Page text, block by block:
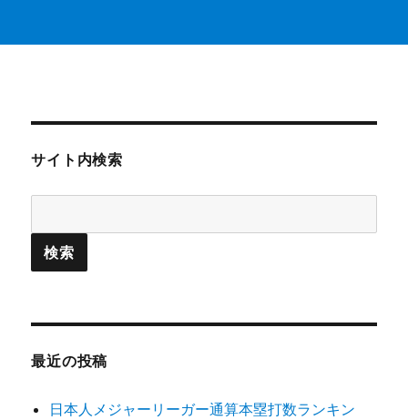
サイト内検索
最近の投稿
日本人メジャーリーガー通算本塁打数ランキン